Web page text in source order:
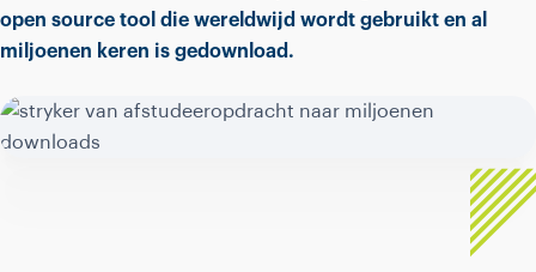
open source tool die wereldwijd wordt gebruikt en al
miljoenen keren is gedownload.